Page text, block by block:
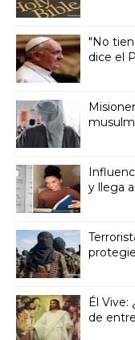
"No
dice el
y llega
Él Vive:
de